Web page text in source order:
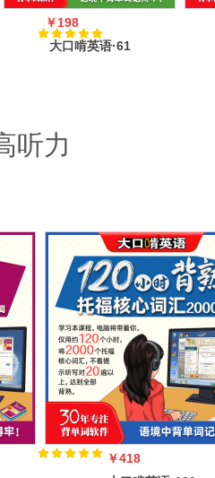
￥198
大口啃英语·61
￥418
听力